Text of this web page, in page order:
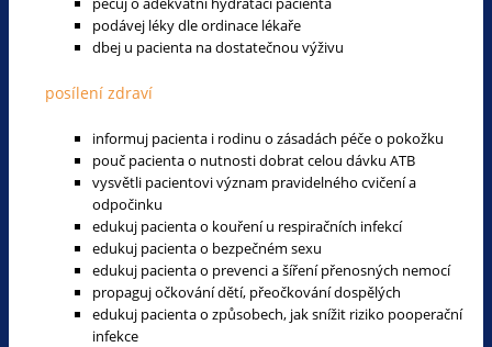
podávej léky dle ordinace lékaře
dbej u pacienta na dostatečnou výživu
posílení zdraví
informuj pacienta i rodinu o zásadách péče o pokožku
pouč pacienta o nutnosti dobrat celou dávku ATB
vysvětli pacientovi význam pravidelného cvičení a
odpočinku
edukuj pacienta o kouření u respiračních infekcí
edukuj pacienta o bezpečném sexu
edukuj pacienta o prevenci a šíření přenosných nemocí
propaguj očkování dětí, přeočkování dospělých
edukuj pacienta o způsobech, jak snížit riziko pooperační
infekce